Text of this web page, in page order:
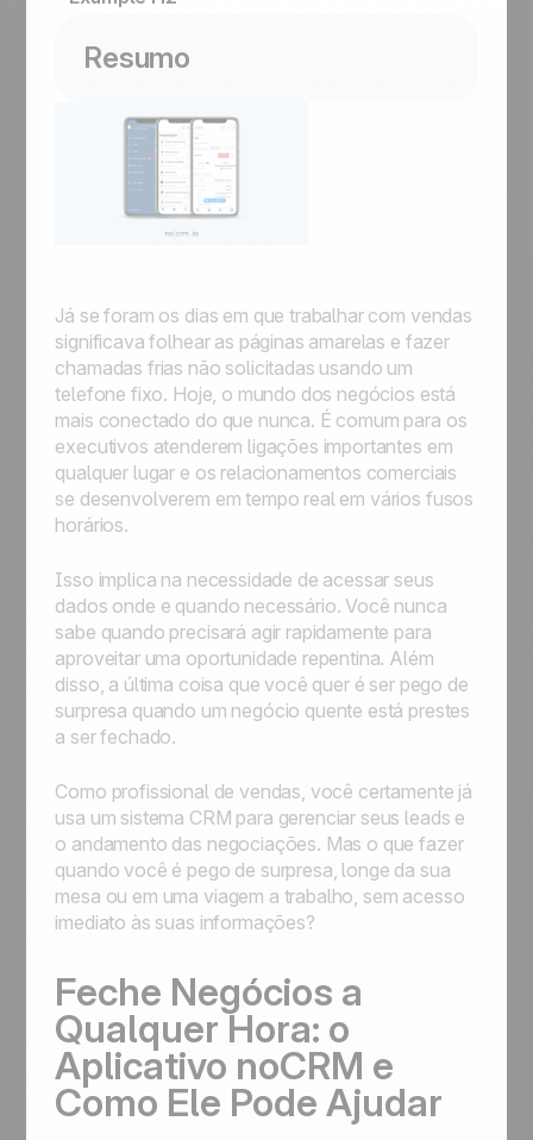
Resumo
Já se foram os dias em que trabalhar com vendas
significava folhear as páginas amarelas e fazer
chamadas frias não solicitadas usando um
telefone fixo. Hoje, o mundo dos negócios está
mais conectado do que nunca. É comum para os
executivos atenderem ligações importantes em
qualquer lugar e os relacionamentos comerciais
se desenvolverem em tempo real em vários fusos
horários.
Isso implica na necessidade de acessar seus
dados onde e quando necessário. Você nunca
sabe quando precisará agir rapidamente para
aproveitar uma oportunidade repentina. Além
disso, a última coisa que você quer é ser pego de
surpresa quando um negócio quente está prestes
a ser fechado.
Como profissional de vendas, você certamente já
usa um sistema CRM para gerenciar seus leads e
o andamento das negociações. Mas o que fazer
quando você é pego de surpresa, longe da sua
mesa ou em uma viagem a trabalho, sem acesso
imediato às suas informações?
Feche Negócios a
Qualquer Hora: o
Aplicativo noCRM e
Como Ele Pode Ajudar